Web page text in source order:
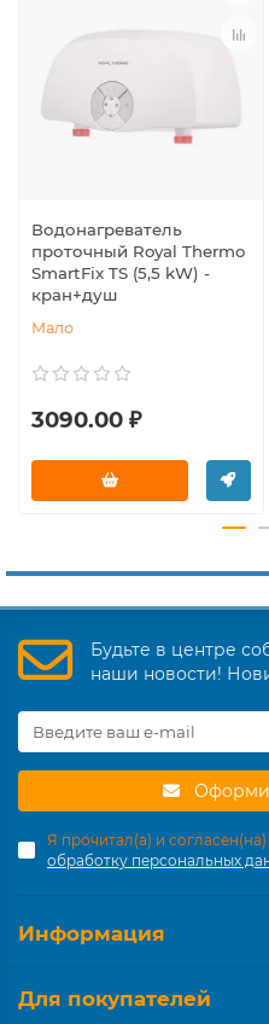
Водонагреватель
проточный Royal Thermo
SmartFix TS (5,5 kW) -
кран+душ
Мало
3090.00 ₽
Будьте в центре
наши новости!
Я прочитал(а) и
обработку персональных
Информация
Для покупателей